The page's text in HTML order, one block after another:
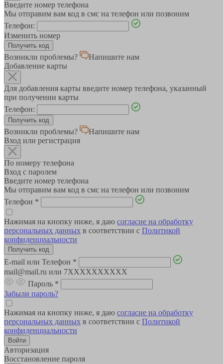
Введите номер телефона
Мы отправим вам код в смс на телефон или позвоним
Телефон:
Изменить номер
Возникли проблемы?
Напишите нам
Добавление карты
Для добавления карты введите номер телефона, указанный
при получении карты
Телефон:
Возникли проблемы?
Напишите нам
Вход или регистрация
По номеру телефона
Вход с паролем
Введите номер телефона
Мы отправим вам код в смс на телефон или позвоним
Телефон *
Нажимая на кнопку ниже, я даю согласие на обработку
персональных данных в соответствии с Политикой
конфиденциальности
E-mail или Телефон *
mail@mail.ru или 7XXXXXXXXXX
Пароль *
Забыли пароль?
Нажимая на кнопку ниже, я даю согласие на обработку
персональных данных в соответствии с Политикой
конфиденциальности
Авторизация
Восстановление пароля